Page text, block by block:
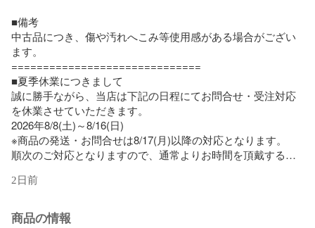
■備考
中古品につき、傷や汚れへこみ等使用感がある場合がござい
ます。
==============================
■夏季休業につきまして
誠に勝手ながら、当店は下記の日程にてお問合せ・受注対応
を休業させていただきます。
2026年8/8(土)～8/16(日)
※商品の発送・お問合せは8/17(月)以降の対応となります。
順次のご対応となりますので、通常よりお時間を頂戴する可
ご迷惑をおかけいたしますが、何卒よろしくお願いいたしま
==============================
2日前
商品の情報